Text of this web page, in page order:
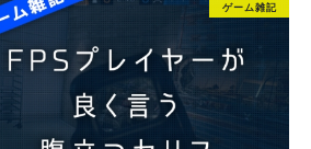
ゲーム雑記